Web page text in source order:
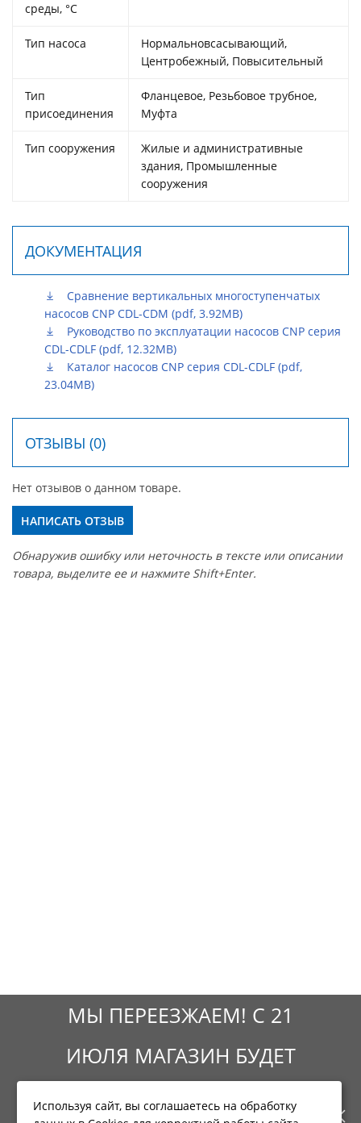
среды, °С
Тип насоса
Нормальновсасывающий,
Центробежный, Повысительный
Тип
присоединения
Фланцевое, Резьбовое трубное,
Муфта
Тип сооружения
Жилые и административные
здания, Промышленные
сооружения
ДОКУМЕНТАЦИЯ
Сравнение вертикальных многоступенчатых
насосов CNP CDL-CDM (pdf, 3.92MB)
Руководство по эксплуатации насосов CNP серия
CDL-CDLF (pdf, 12.32MB)
Каталог насосов CNP серия CDL-CDLF (pdf,
23.04MB)
ОТЗЫВЫ (0)
Нет отзывов о данном товаре.
НАПИСАТЬ ОТЗЫВ
Обнаружив ошибку или неточность в тексте или описании
товара, выделите ее и нажмите Shift+Enter.
МЫ ПЕРЕЕЗЖАЕМ! С 21
ИЮЛЯ МАГАЗИН БУДЕТ
РАБОТАТЬ ПО НОВОМУ
Фирменный магазин CNP
Используя сайт, вы соглашаетесь на обработку